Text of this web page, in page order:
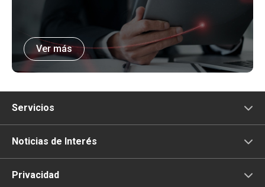
Ver más
Servicios
Comunicación
Televisión
Noticias de Interés
Privacidad